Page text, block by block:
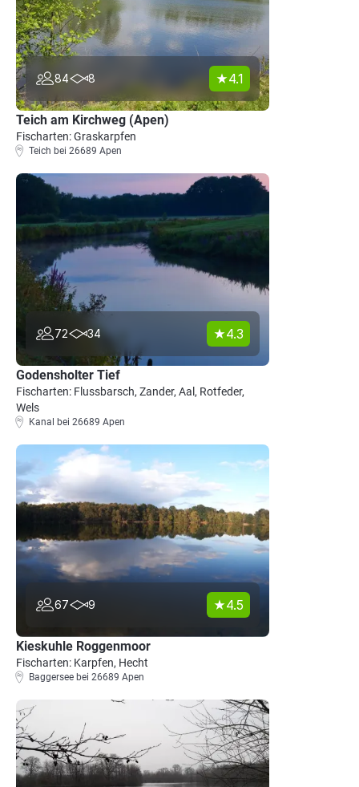
84 8 4.1
Teich am Kirchweg (Apen)
Fischarten: Graskarpfen
Teich bei 26689 Apen
72 34 4.3
Godensholter Tief
Fischarten: Flussbarsch, Zander, Aal, Rotfeder,
Wels
Kanal bei 26689 Apen
67 9 4.5
Kieskuhle Roggenmoor
Fischarten: Karpfen, Hecht
Baggersee bei 26689 Apen